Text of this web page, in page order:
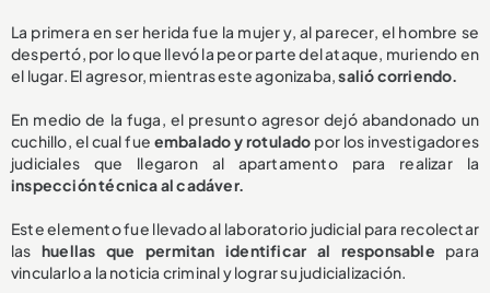
La primera en ser herida fue la mujer y, al parecer, el hombre se
despertó, por lo que llevó la peor parte del ataque, muriendo en
el lugar. El agresor, mientras este agonizaba,salió corriendo.
En medio de la fuga, el presunto agresor dejó abandonado un
cuchillo, el cual fue embalado y rotulado por los investigadores
judiciales que llegaron al apartamento para realizar la
inspección técnica al cadáver.
Este elemento fue llevado al laboratorio judicial para recolectar
lashuellas que permitan identificar al responsable para
vincularlo a la noticia criminal y lograr su judicialización.